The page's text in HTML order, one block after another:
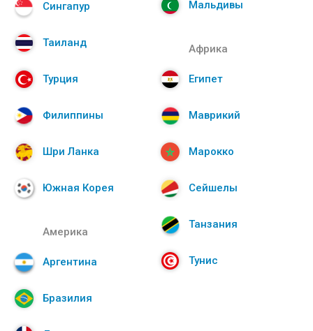
Мальдивы
Сингапур
Таиланд
Турция
Филиппины
Шри Ланка
Южная Корея
Африка
Египет
Маврикий
Марокко
Сейшелы
Танзания
Тунис
Америка
Аргентина
Бразилия